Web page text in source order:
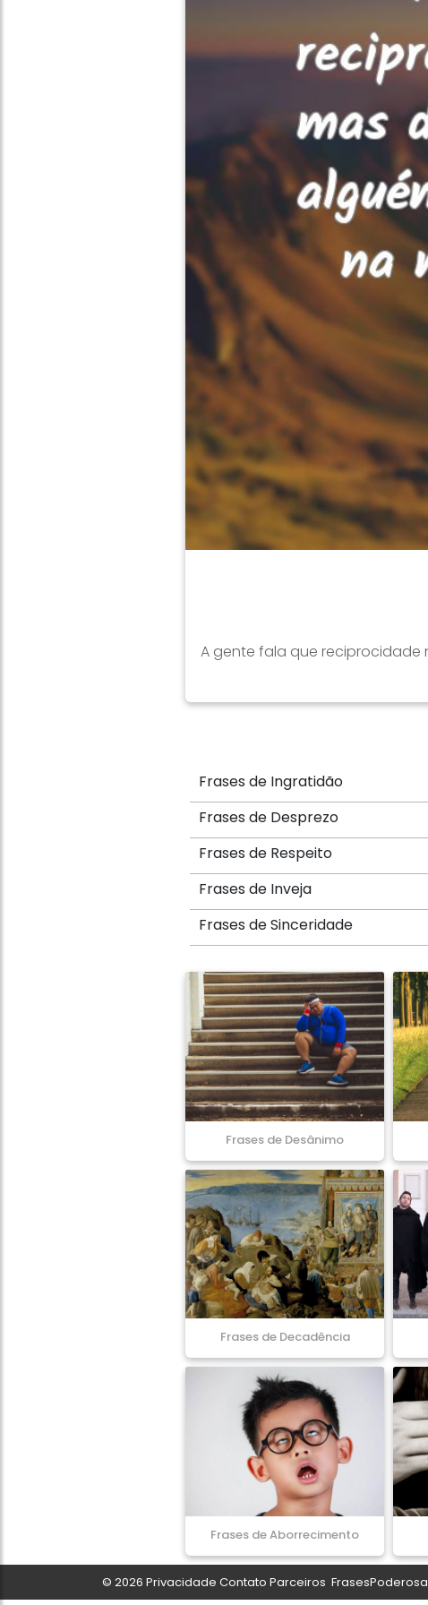
A gente fala que
Frases de Ingratidão
Frases de Desprezo
Frases de Respeito
Frases de Inveja
Frases de Sinceridade
Frases de Desânimo
Frases de Decadência
Frases de Aborrecimento
© 2026 Privacidade Contato Parceiros